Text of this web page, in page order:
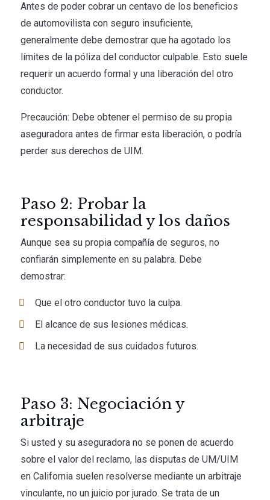
Antes de poder cobrar un centavo de los beneficios
de automovilista con seguro insuficiente,
generalmente debe demostrar que ha agotado los
límites de la póliza del conductor culpable. Esto suele
requerir un acuerdo formal y una liberación del otro
conductor.
Precaución: Debe obtener el permiso de su propia
aseguradora antes de firmar esta liberación, o podría
perder sus derechos de UIM.
Paso 2: Probar la
responsabilidad y los daños
Aunque sea su propia compañía de seguros, no
confiarán simplemente en su palabra. Debe
demostrar:
Que el otro conductor tuvo la culpa.
El alcance de sus lesiones médicas.
La necesidad de sus cuidados futuros.
Paso 3: Negociación y
arbitraje
Si usted y su aseguradora no se ponen de acuerdo
sobre el valor del reclamo, las disputas de UM/UIM
en California suelen resolverse mediante un arbitraje
vinculante, no un juicio por jurado. Se trata de un